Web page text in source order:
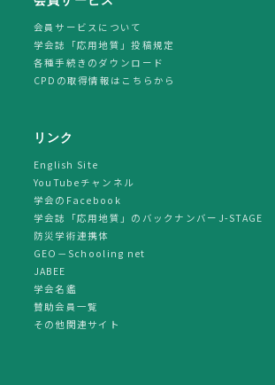
会員サービスについて
学会誌「応用地質」投稿規定
各種手続きのダウンロード
CPDの取得情報はこちらから
リンク
English Site
YouTubeチャンネル
学会のFacebook
学会誌「応用地質」のバックナンバーJ-STAGE
防災学術連携体
GEO－Schooling net
JABEE
学会名鑑
賛助会員一覧
その他関連サイト